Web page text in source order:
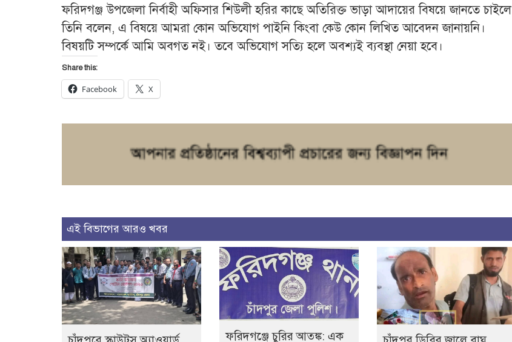
ফরিদগঞ্জ উপজেলা নির্বাহী অফিসার শিউলী হরির কাছে অতিরিক্ত ভাড়া আদায়ের বিষয়ে জানতে চাইলে
তিনি বলেন, এ বিষয়ে আমরা কোন অভিযোগ পাইনি কিংবা কেউ কোন লিখিত আবেদন জানায়নি।
বিষয়টি সম্পর্কে আমি অবগত নই। তবে অভিযোগ সত্যি হলে অবশ্যই ব্যবস্থা নেয়া হবে।
Share this:
Facebook X
এই বিভাগের আরও খবর
ফরিদগঞ্জে চুরির আতঙ্ক: এক